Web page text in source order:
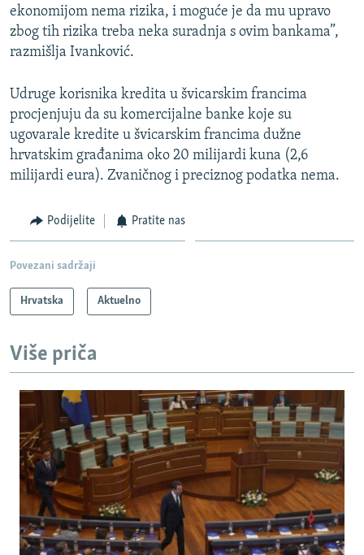
ekonomijom nema rizika, i moguće je da mu upravo
zbog tih rizika treba neka suradnja s ovim bankama”,
razmišlja Ivanković.
Udruge korisnika kredita u švicarskim francima
procjenjuju da su komercijalne banke koje su
ugovarale kredite u švicarskim francima dužne
hrvatskim građanima oko 20 milijardi kuna (2,6
milijardi eura). Zvaničnog i preciznog podatka nema.
Podijelite Pratite nas
Povezani sadržaji
Hrvatska Aktuelno
Više priča